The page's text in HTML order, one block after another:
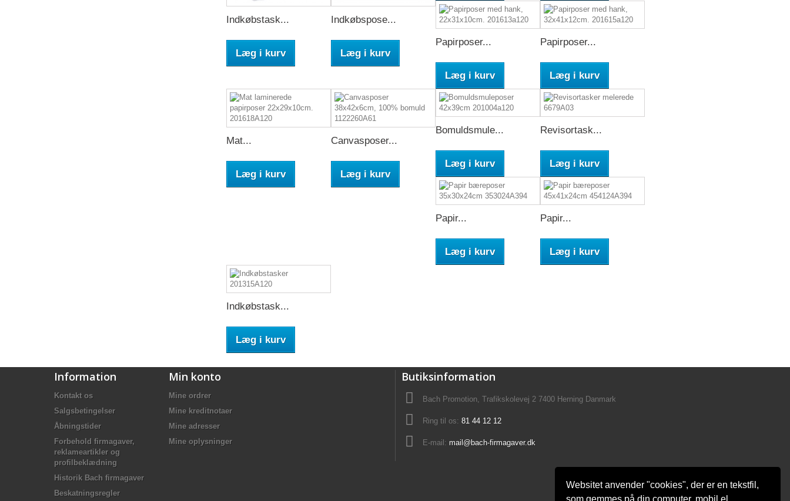
Websitet anvender "cookies", der er en tekstfil,
som gemmes på din computer, mobil el.
Indkøbstask...
Læg i kurv
Indkøbspose...
Læg i kurv
Papirposer...
Læg i kurv
Papirposer...
Læg i kurv
Mat...
Læg i kurv
Canvasposer...
Læg i kurv
Bomuldsmule...
Læg i kurv
Revisortask...
Læg i kurv
Papir...
Læg i kurv
Papir...
Læg i kurv
Indkøbstask...
Læg i kurv
Information
Kontakt os
Salgsbetingelser
Åbningstider
Forbehold firmagaver,
reklameartikler og
profilbeklædning
Historik Bach firmagaver
Beskatningsregler
Min konto
Mine ordrer
Mine kreditnotaer
Mine adresser
Mine oplysninger
Butiksinformation
Bach Promotion, Trafikskolevej 2 7400 Herning Danmark
Ring til os: 81 44 12 12
E-mail: mail@bach-firmagaver.dk